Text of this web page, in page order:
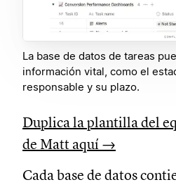
La base de datos de tareas
información vital, como el
responsable y su plazo.
Duplica la plantilla del
de Matt aquí →
Cada base de datos